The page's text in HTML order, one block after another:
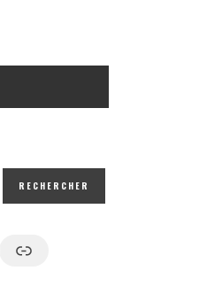
RECHERCHER
Google News